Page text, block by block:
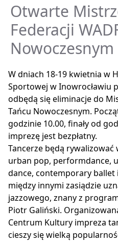
Otwarte
Federacji
Nowoczesnym
W dniach 18-19 kwietnia w
Sportowej w Inowrocławiu
odbędą się eliminacje do
Tańcu Nowoczesnym.
godzinie 10.00, finały od
imprezę jest bezpłatny.
Tancerze będą
urban pop, performdance,
dance, contemporary
między innymi zasiądzie
jazzowego, znany z
Piotr Galiński.
Centrum Kultury impreza
cieszy się wielką